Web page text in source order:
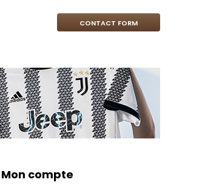
CONTACT FORM
Mon compte